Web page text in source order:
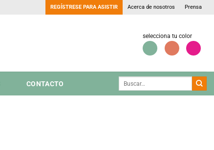
REGÍSTRESE PARA ASISTIR Acerca de nosotros Prensa
selecciona tu color
CONTACTO